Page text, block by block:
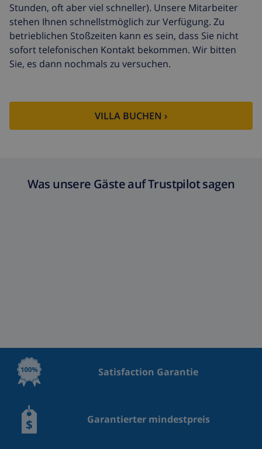
Stunden, oft aber viel schneller). Unsere Mitarbeiter
stehen Ihnen schnellstmöglich zur Verfügung. Zu
betrieblichen Stoßzeiten kann es sein, dass Sie nicht
sofort telefonischen Kontakt bekommen. Wir bitten
Sie, es dann nochmals zu versuchen.
VILLA BUCHEN ›
Was unsere Gäste auf Trustpilot sagen
Satisfaction Garantie
Garantierter mindestpreis